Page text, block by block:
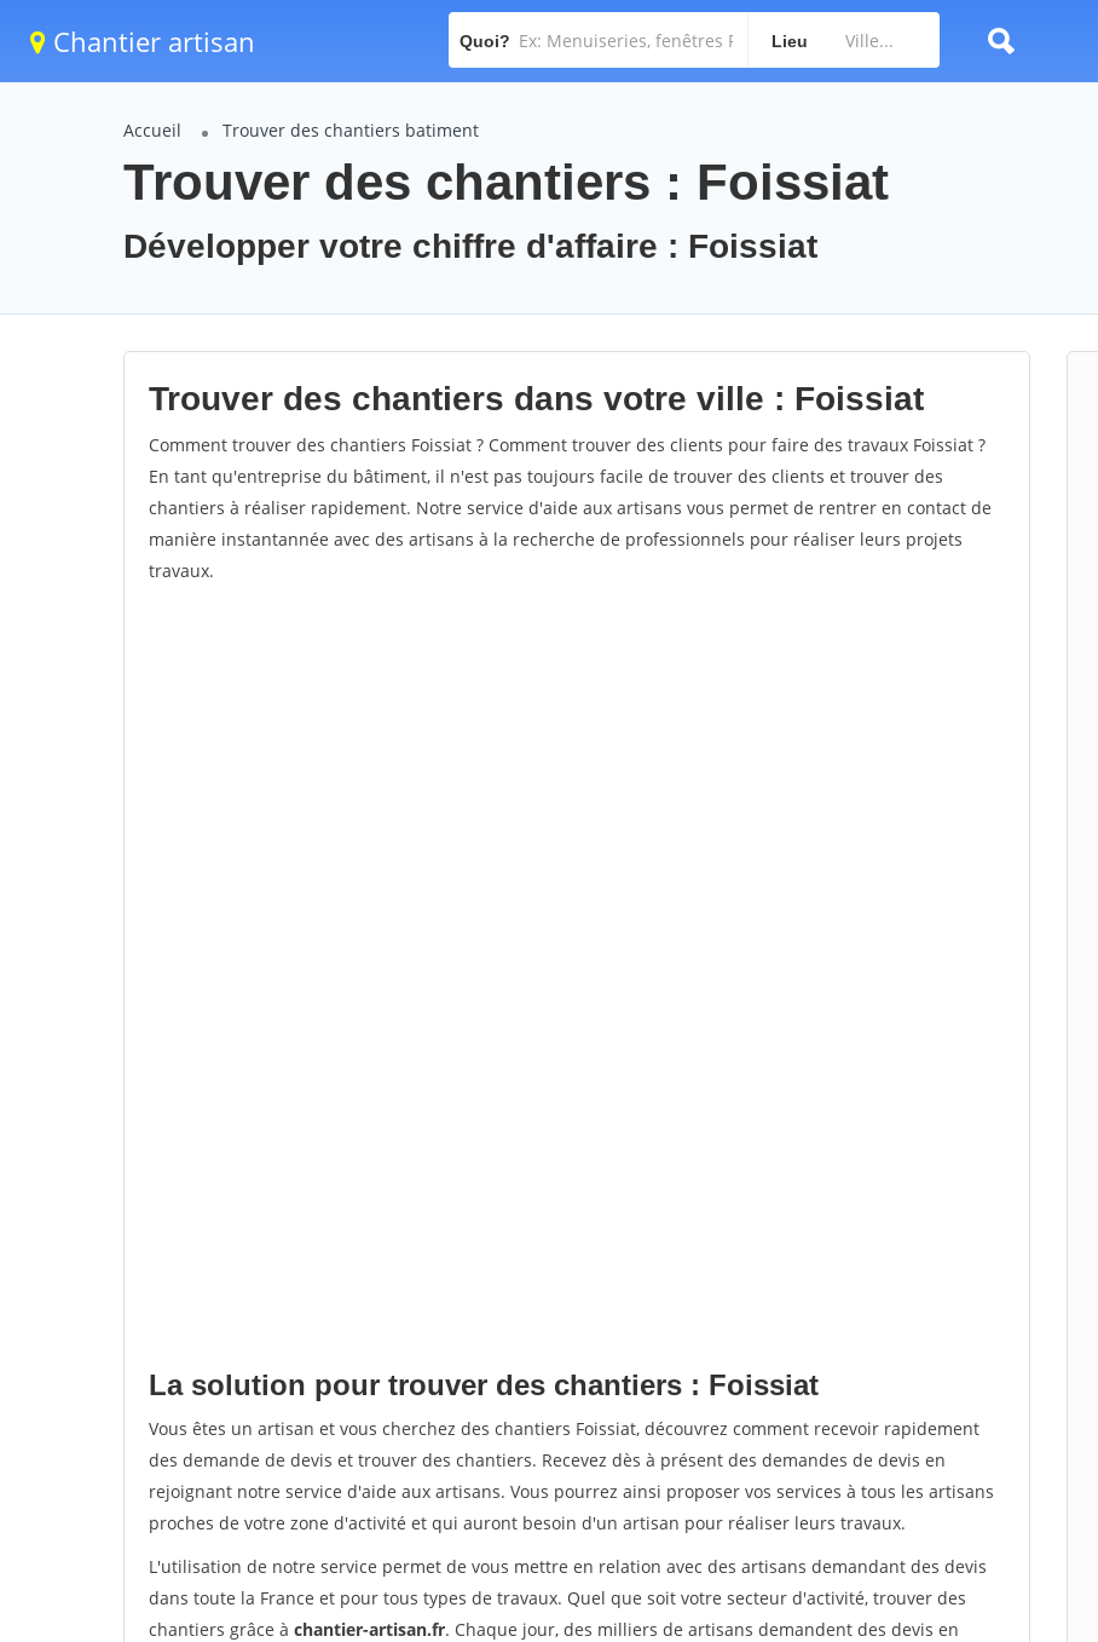
Chantier artisan Quoi? Lieu
Accueil Trouver des chantiers batiment
Trouver des chantiers : Foissiat
Développer votre chiffre d'affaire : Foissiat
Trouver des chantiers dans votre ville : Foissiat
Comment trouver des chantiers Foissiat ? Comment trouver des clients pour faire des travaux Foissiat ?
En tant qu'entreprise du bâtiment, il n'est pas toujours facile de trouver des clients et trouver des
chantiers à réaliser rapidement. Notre service d'aide aux artisans vous permet de rentrer en contact de
manière instantannée avec des artisans à la recherche de professionnels pour réaliser leurs projets
travaux.
La solution pour trouver des chantiers : Foissiat
Vous êtes un artisan et vous cherchez des chantiers Foissiat, découvrez comment recevoir rapidement
des demande de devis et trouver des chantiers. Recevez dès à présent des demandes de devis en
rejoignant notre service d'aide aux artisans. Vous pourrez ainsi proposer vos services à tous les artisans
proches de votre zone d'activité et qui auront besoin d'un artisan pour réaliser leurs travaux.
L'utilisation de notre service permet de vous mettre en relation avec des artisans demandant des devis
dans toute la France et pour tous types de travaux. Quel que soit votre secteur d'activité, trouver des
chantiers grâce à chantier-artisan.fr. Chaque jour, des milliers de artisans demandent des devis en